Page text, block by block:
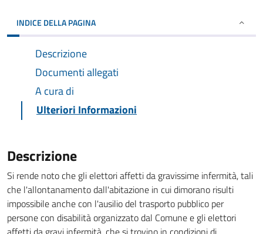
INDICE DELLA PAGINA
Descrizione
Documenti allegati
A cura di
Ulteriori Informazioni
Descrizione
Si rende noto che gli elettori affetti da gravissime infermità, tali
che l'allontanamento dall'abitazione in cui dimorano risulti
impossibile anche con l'ausilio del trasporto pubblico per
persone con disabilità organizzato dal Comune e gli elettori